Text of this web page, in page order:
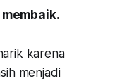
karena
menjadi